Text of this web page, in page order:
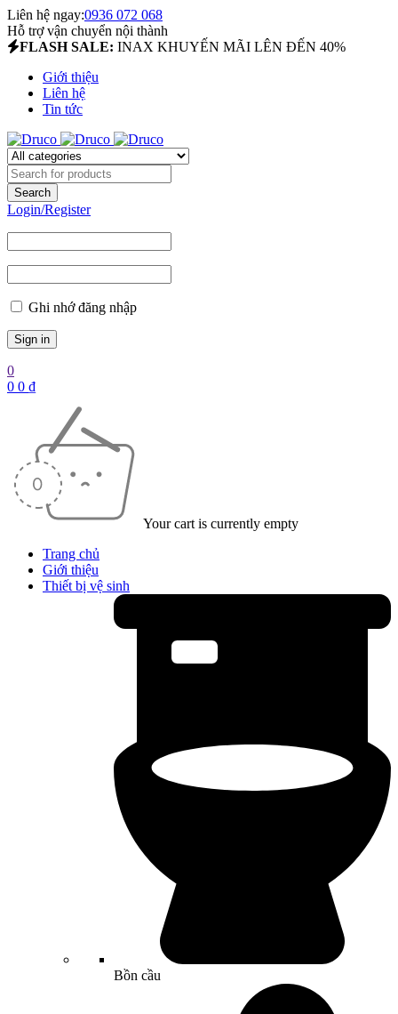
Liên hệ ngay:0936 072 068
Hỗ trợ vận chuyển nội thành
FLASH SALE: INAX KHUYẾN MÃI LÊN ĐẾN 40%
Giới thiệu
Liên hệ
Tin tức
Login/Register
Ghi nhớ đăng nhập
0
0 0 ₫
Your cart is currently empty
Trang chủ
Giới thiệu
Thiết bị vệ sinh
Bồn cầu